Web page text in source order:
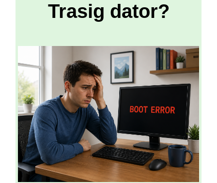
Trasig dator?